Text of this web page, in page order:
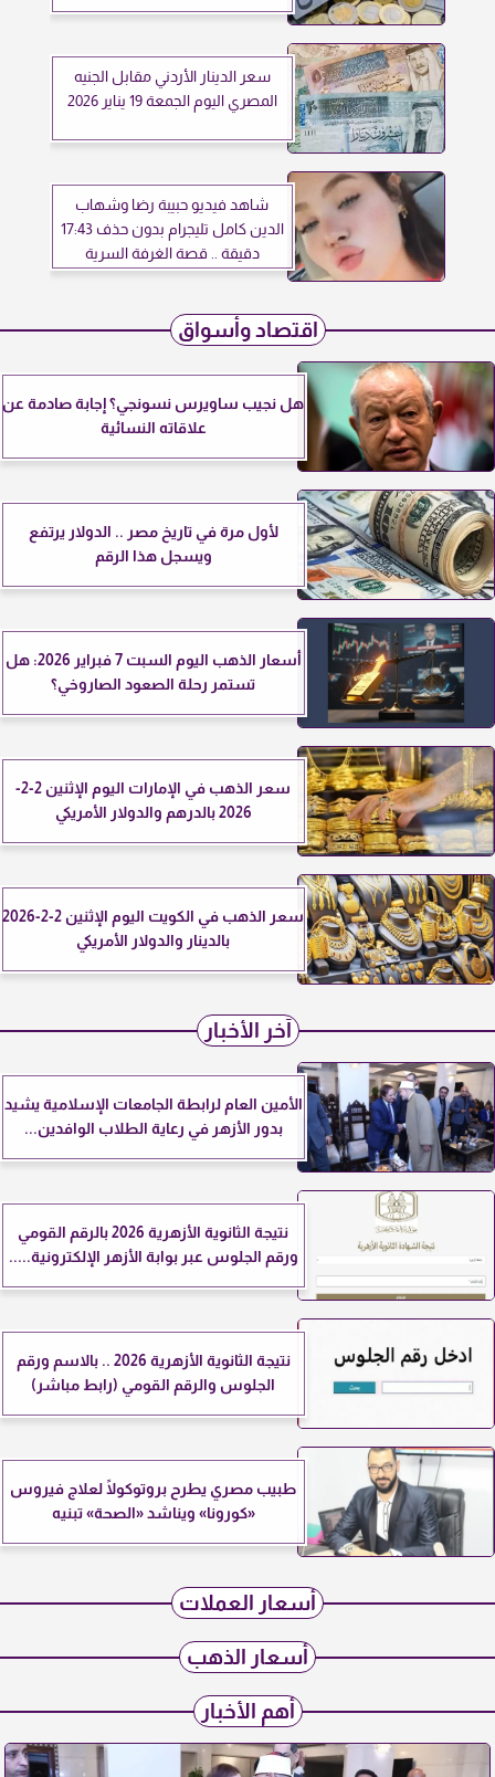
سعر الدينار الأردني مقابل الجنيه
المصري اليوم الجمعة 19 يناير 2026
شاهد فيديو حبيبة رضا وشهاب
الدين كامل تليجرام بدون حذف 17:43
دقيقة .. قصة الغرفة السرية
اقتصاد وأسواق
هل نجيب ساويرس نسونجي؟ إجابة صادمة عن
علاقاته النسائية
لأول مرة في تاريخ مصر .. الدولار يرتفع
ويسجل هذا الرقم
أسعار الذهب اليوم السبت 7 فبراير 2026: هل
تستمر رحلة الصعود الصاروخي؟
سعر الذهب في الإمارات اليوم الإثنين 2-2-
2026 بالدرهم والدولار الأمريكي
سعر الذهب في الكويت اليوم الإثنين 2-2-2026
بالدينار والدولار الأمريكي
آخر الأخبار
الأمين العام لرابطة الجامعات الإسلامية يشيد
بدور الأزهر في رعاية الطلاب الوافدين...
نتيجة الثانوية الأزهرية 2026 بالرقم القومي
ورقم الجلوس عبر بوابة الأزهر الإلكترونية.....
نتيجة الثانوية الأزهرية 2026 .. بالاسم ورقم
الجلوس والرقم القومي (رابط مباشر)
طبيب مصري يطرح بروتوكولًا لعلاج فيروس
«كورونا» ويناشد «الصحة» تبنيه
أسعار العملات
أسعار الذهب
أهم الأخبار